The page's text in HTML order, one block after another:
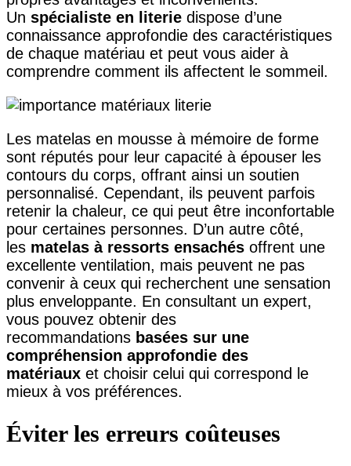
Un spécialiste en literie dispose d’une
connaissance approfondie des caractéristiques
de chaque matériau et peut vous aider à
comprendre comment ils affectent le sommeil.
Les matelas en mousse à mémoire de forme
sont réputés pour leur capacité à épouser les
contours du corps, offrant ainsi un soutien
personnalisé. Cependant, ils peuvent parfois
retenir la chaleur, ce qui peut être inconfortable
pour certaines personnes. D’un autre côté,
les matelas à ressorts ensachés offrent une
excellente ventilation, mais peuvent ne pas
convenir à ceux qui recherchent une sensation
plus enveloppante. En consultant un expert,
vous pouvez obtenir des
recommandations basées sur une
compréhension approfondie des
matériaux et choisir celui qui correspond le
mieux à vos préférences.
Éviter les erreurs coûteuses